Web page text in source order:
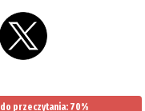
przeczytania: 70%